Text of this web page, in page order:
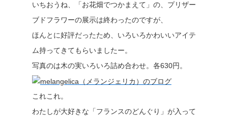
いちおうね、「お花畑でつかまえて」の、プリザー
ブドフラワーの展示は終わったのですが、
ほんとに好評だったため、いろいろかわいいアイテ
ム持ってきてもらいましたー。
写真のは木の実いろいろ詰め合わせ。各630円。
これこれ。
わたしが大好きな「フランスのどんぐり」が入って